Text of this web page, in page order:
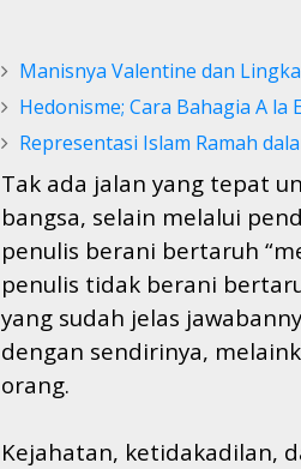
Manisnya Valentine dan
Hedonisme; Cara Bahagia A la
Representasi Islam Ramah
Tak ada jalan yang tepat
bangsa, selain melalui
penulis berani bertaruh
penulis tidak berani
yang sudah jelas
dengan sendirinya,
orang.
Kejahatan, ketidakadilan,